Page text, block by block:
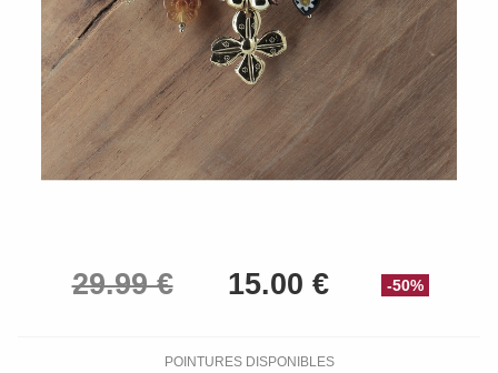
-50%
POINTURES DISPONIBLES